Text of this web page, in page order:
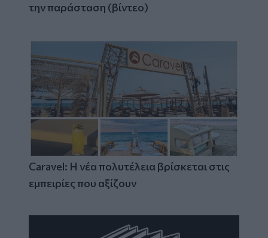
την παράσταση (βίντεο)
Caravel: Η νέα πολυτέλεια βρίσκεται στις
εμπειρίες που αξίζουν